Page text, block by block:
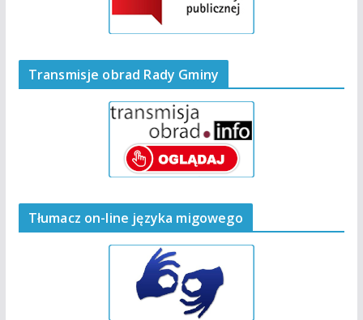
Transmisje obrad Rady Gminy
Tłumacz on-line języka migowego